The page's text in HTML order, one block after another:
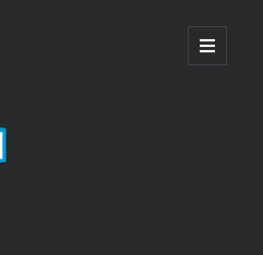
open
primary